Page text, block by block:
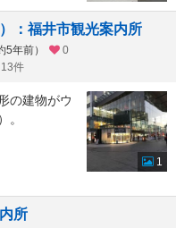
：福井市観光案内所
年前）
0
件
の建物がウ
。
1
所